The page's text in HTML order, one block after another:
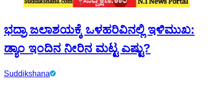
ಭದ್ರಾ ಜಲಾಶಯಕ್ಕೆ ಒಳಹರಿವಿನಲ್ಲಿ ಇಳಿಮುಖ:
ಡ್ಯಾಂ ಇಂದಿನ ನೀರಿನ ಮಟ್ಟ ಎಷ್ಟು?
Suddikshana